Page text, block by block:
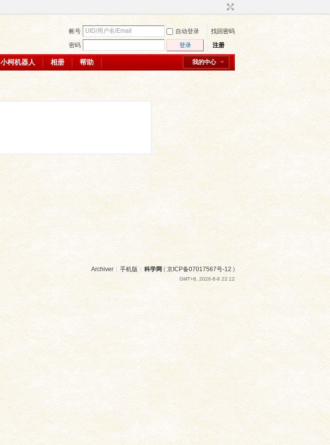
帐号 自动登录
找回密码
密码
登录 注册
我的中心
小柯机器人 相册 帮助
Archiver 手机版 科学网 (京ICP备07017567号-12 )
GMT+8, 2026-8-8 22:12